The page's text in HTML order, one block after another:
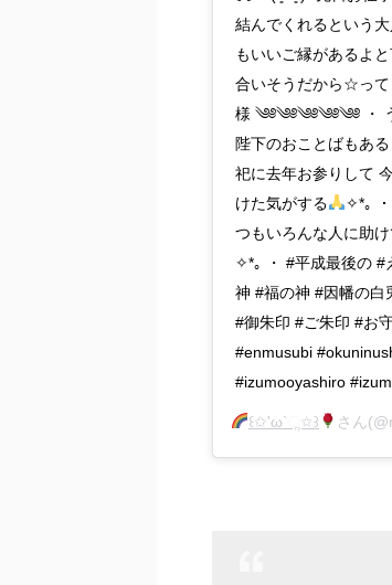
結んでくれるという
もいいご縁があるよ
合いそうだから☆って
様 ༄༅༄༅༄༅༄༅༄༅ ・ う
陛下のおことばもあ
祀に去年お参りして
けた気がする
✧*｡
つもいろんな人に助
✧*｡ ・ #平成最後の #
神 #福の神 #因幡の白
#御朱印 #ご朱印 #お
#enmusubi
#izumooyashiro
꒰✩'ω`ૢ✩꒱ さん